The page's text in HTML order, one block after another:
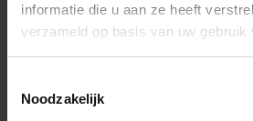
informatie die u aan ze heeft
verzameld op basis van uw gebruik
gaat akkoord met onze cookies als
Noodzakelijk
VAAK SAMEN GEKOCHT MET